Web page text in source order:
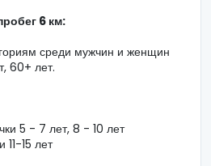
6 км:
среди мужчин и женщин
60+ лет.
5 - 7 лет, 8 - 10 лет
15 лет